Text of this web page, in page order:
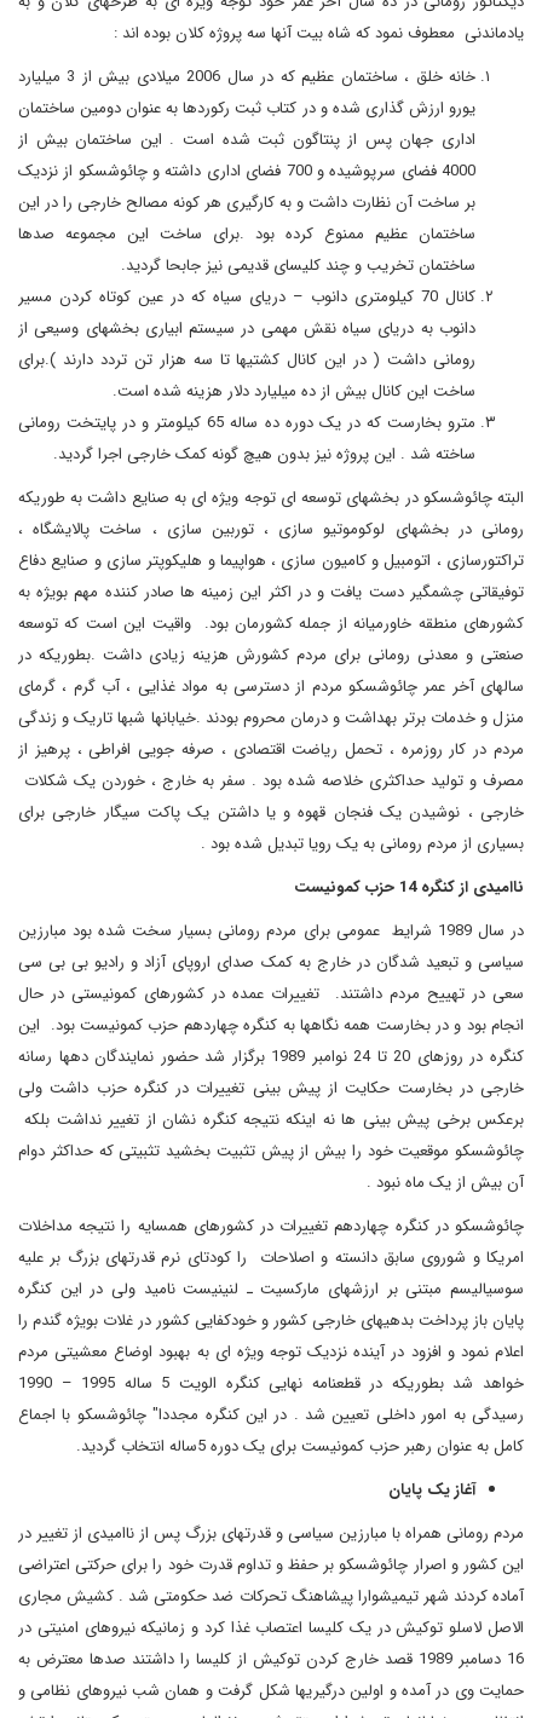
یادماندنی معطوف نمود که شاه بیت آنها سه پروژه کلان بوده اند :
خانه خلق ، ساختمان عظیم که در سال 2006 میلادی بیش از 3 میلیارد
یورو ارزش گذاری شده و در کتاب ثبت رکوردها به عنوان دومین ساختمان
اداری جهان پس از پنتاگون ثبت شده است . این ساختمان بیش از
4000 فضای سرپوشیده و 700 فضای اداری داشته و چائوشسکو از نزدیک
بر ساخت آن نظارت داشت و به کارگیری هر کونه مصالح خارجی را در این
ساختمان عظیم ممنوع کرده بود .برای ساخت این مجموعه صدها
ساختمان تخریب و چند کلیسای قدیمی نیز جابحا گردید.
کانال 70 کیلومتری دانوب – دریای سیاه که در عین کوتاه کردن مسیر
دانوب به دریای سیاه نقش مهمی در سیستم ابیاری بخشهای وسیعی از
رومانی داشت ( در این کانال کشتیها تا سه هزار تن تردد دارند ).برای
ساخت این کانال بیش از ده میلیارد دلار هزینه شده است.
مترو بخارست که در یک دوره ده ساله 65 کیلومتر و در پایتخت رومانی
ساخته شد . این پروژه نیز بدون هیچ گونه کمک خارجی اجرا گردید.
البته چائوشسکو در بخشهای توسعه ای توجه ویژه ای به صنایع داشت به طوریکه
رومانی در بخشهای لوکوموتیو سازی ، توربین سازی ، ساخت پالایشگاه ،
تراکتورسازی ، اتومبیل و کامیون سازی ، هواپیما و هلیکوپتر سازی و صنایع دفاع
توفیقاتی چشمگیر دست یافت و در اکثر این زمینه ها صادر کننده مهم بویژه به
کشورهای منطقه خاورمیانه از جمله کشورمان بود. واقیت این است که توسعه
صنعتی و معدنی رومانی برای مردم کشورش هزینه زیادی داشت .بطوریکه در
سالهای آخر عمر چائوشسکو مردم از دسترسی به مواد غذایی ، آب گرم ، گرمای
منزل و خدمات برتر بهداشت و درمان محروم بودند .خیابانها شبها تاریک و زندگی
مردم در کار روزمره ، تحمل ریاضت اقتصادی ، صرفه جویی افراطی ، پرهیز از
مصرف و تولید حداکثری خلاصه شده بود . سفر به خارج ، خوردن یک شکلات
خارجی ، نوشیدن یک فنجان قهوه و یا داشتن یک پاکت سیگار خارجی برای
بسیاری از مردم رومانی به یک رویا تبدیل شده بود .
ناامیدی از کنگره 14 حزب کمونیست
در سال 1989 شرایط عمومی برای مردم رومانی بسیار سخت شده بود مبارزین
سیاسی و تبعید شدگان در خارج به کمک صدای اروپای آزاد و رادیو بی بی سی
سعی در تهییح مردم داشتند. تغییرات عمده در کشورهای کمونیستی در حال
انجام بود و در بخارست همه نگاهها به کنگره چهاردهم حزب کمونیست بود. این
کنگره در روزهای 20 تا 24 نوامبر 1989 برگزار شد حضور نمایندگان دهها رسانه
خارجی در بخارست حکایت از پیش بینی تغییرات در کنگره حزب داشت ولی
برعکس برخی پیش بینی ها نه اینکه نتیجه کنگره نشان از تغییر نداشت بلکه
چائوشسکو موقعیت خود را بیش از پیش تثبیت بخشید تثبیتی که حداکثر دوام
آن بیش از یک ماه نبود .
چائوشسکو در کنگره چهاردهم تغییرات در کشورهای همسایه را نتیجه مداخلات
امریکا و شوروی سابق دانسته و اصلاحات را کودتای نرم قدرتهای بزرگ بر علیه
سوسیالیسم مبتنی بر ارزشهای مارکسیت ـ لنینیست نامید ولی در این کنگره
پایان باز پرداخت بدهیهای خارجی کشور و خودکفایی کشور در غلات بویژه گندم را
اعلام نمود و افزود در آینده نزدیک توجه ویژه ای به بهبود اوضاع معشیتی مردم
خواهد شد بطوریکه در قطعنامه نهایی کنگره الویت 5 ساله 1995 – 1990
رسیدگی به امور داخلی تعیین شد . در این کنگره مجددا" چائوشسکو با اجماع
کامل به عنوان رهبر حزب کمونیست برای یک دوره 5ساله انتخاب گردید.
آغاز یک پایان
مردم رومانی همراه با مبارزین سیاسی و قدرتهای بزرگ پس از ناامیدی از تغییر در
این کشور و اصرار چائوشسکو بر حفظ و تداوم قدرت خود را برای حرکتی اعتراضی
آماده کردند شهر تیمیشوارا پیشاهنگ تحرکات ضد حکومتی شد . کشیش مجاری
الاصل لاسلو توکیش در یک کلیسا اعتصاب غذا کرد و زمانیکه نیروهای امنیتی در
16 دسامبر 1989 قصد خارج کردن توکیش از کلیسا را داشتند صدها معترض به
حمایت وی در آمده و اولین درگیریها شکل گرفت و همان شب نیروهای نظامی و